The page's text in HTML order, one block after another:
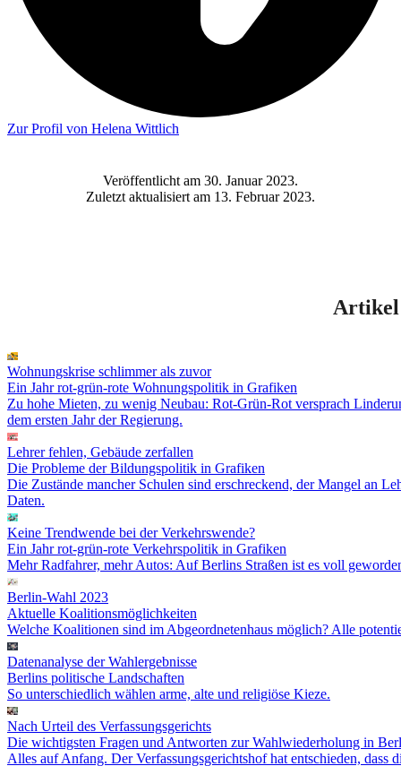
Zur Profil von Helena Wittlich
Veröffentlicht am 30. Januar 2023.
Zuletzt aktualisiert am 13. Februar 2023.
Artikel
Wohnungskrise schlimmer als zuvor
Ein Jahr rot-grün-rote Wohnungspolitik in Grafiken
Zu hohe Mieten, zu wenig Neubau: Rot-Grün-Rot versprach
dem ersten Jahr der Regierung.
Lehrer fehlen, Gebäude zerfallen
Die Probleme der Bildungspolitik in Grafiken
Die Zustände mancher Schulen sind erschreckend, der Mangel an
Daten.
Keine Trendwende bei der Verkehrswende?
Ein Jahr rot-grün-rote Verkehrspolitik in Grafiken
Mehr Radfahrer, mehr Autos: Auf Berlins Straßen ist es voll
Berlin-Wahl 2023
Aktuelle Koalitions­möglichkeiten
Welche Koalitionen sind im Abgeordnetenhaus möglich? Alle
Datenanalyse der Wahlergebnisse
Berlins politische Landschaften
So unterschiedlich wählen arme, alte und religiöse Kieze.
Nach Urteil des Verfassungsgerichts
Die wichtigsten Fragen und Antworten zur Wahlwiederholung in
Alles auf Anfang. Der Verfassungsgerichtshof hat entschieden,